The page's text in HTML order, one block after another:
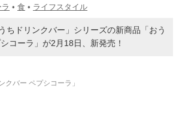
• 食 • ライフスタイル
ちドリンクバー」シリーズの新商品「おう
コーラ」が2月18日、新発売！
クバー ペプシコーラ」